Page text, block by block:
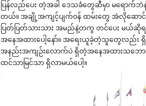
ပြန်လည်‌ပေး တဲ့အခါ ‌ဒေသခံ‌တွေဆီမှာ မ‌ရောက်ဘဲ
တယ်။ အချို့အကျင့်ပျက်ဝန် ထမ်း‌တွေ အဲလို‌ဆေ
ပြတ်ပြတ်သားသား အမည်နဲ့တကွ တင်‌ပေး မယ်ဆိုရ
အ‌နေအထား‌ပေါ့‌နော်။ အ‌ရေးယူခဲ့တဲ့သူ‌တွေလည်း
အနည်းအကျဉ်း‌လောက်ပဲ ရှိတဲ့အ‌နေအထားသ‌ဘော‌တ
ထင်သာမြင်သာ ရှိလာမယ်‌ပေါ့။